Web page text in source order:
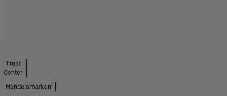
Trust
Center
Handelsmarken